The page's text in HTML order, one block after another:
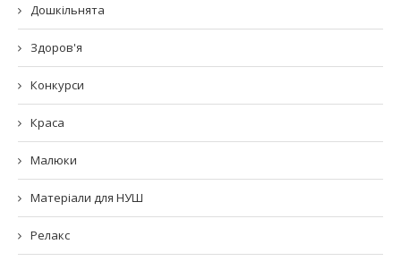
Дошкільнята
Здоров'я
Конкурси
Краса
Малюки
Матеріали для НУШ
Релакс